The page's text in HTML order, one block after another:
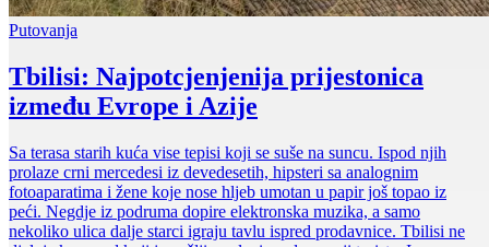
Putovanja
Tbilisi: Najpotcjenjenija prijestonica
između Evrope i Azije
Sa terasa starih kuća vise tepisi koji se suše na suncu. Ispod njih
prolaze crni mercedesi iz devedesetih, hipsteri sa analognim
fotoaparatima i žene koje nose hljeb umotan u papir još topao iz
peći. Negdje iz podruma dopire elektronska muzika, a samo
nekoliko ulica dalje starci igraju tavlu ispred prodavnice. Tbilisi ne